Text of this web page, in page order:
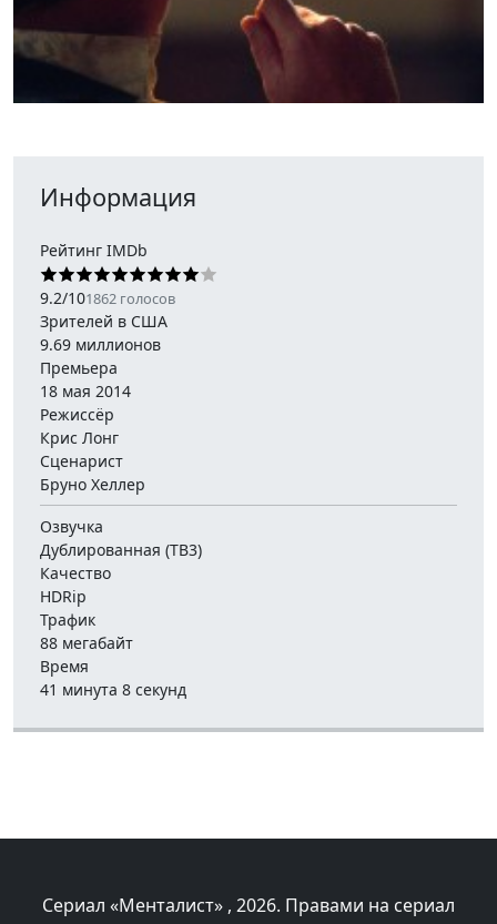
Информация
Рейтинг IMDb
9.2/101862 голосов
Зрителей в США
9.69 миллионов
Премьера
18 мая 2014
Режиссёр
Крис Лонг
Сценарист
Бруно Хеллер
Озвучка
Дублированная (ТВ3)
Качество
HDRip
Трафик
88 мегабайт
Время
41 минута 8 секунд
Сериал «Менталист» , 2026. Правами на сериал